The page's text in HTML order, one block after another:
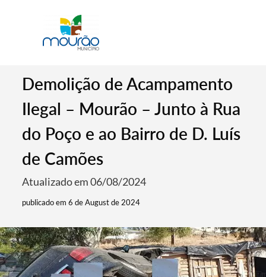
Demolição de Acampamento
Ilegal – Mourão – Junto à Rua
do Poço e ao Bairro de D. Luís
de Camões
Atualizado em 06/08/2024
publicado em 6 de August de 2024